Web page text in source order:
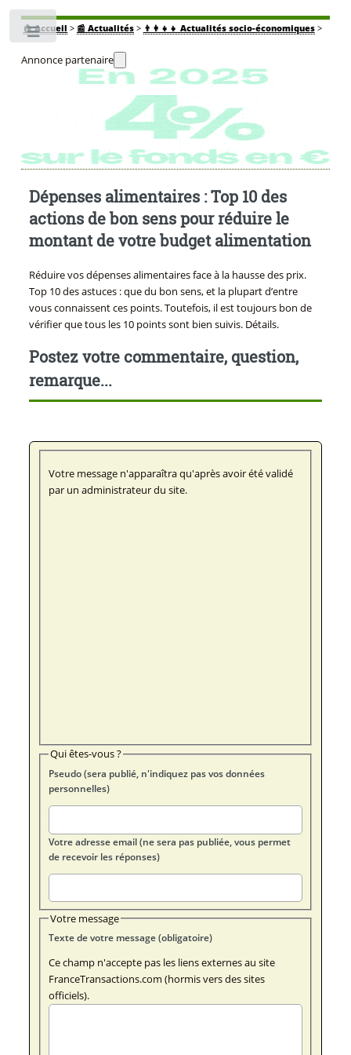
🏠Accueil > 📰 Actualités> 👨‍👩‍👧‍👧 Actualités socio-économiques>
Annonce partenaire
Dépenses alimentaires : Top 10 des
actions de bon sens pour réduire le
montant de votre budget alimentation
Réduire vos dépenses alimentaires face à la hausse des prix.
Top 10 des astuces : que du bon sens, et la plupart d’entre
vous connaissent ces points. Toutefois, il est toujours bon de
vérifier que tous les 10 points sont bien suivis. Détails.
Postez votre commentaire, question,
remarque...
Votre message n'apparaîtra qu'après avoir été validé
par un administrateur du site.
Qui êtes-vous ?
Pseudo (sera publié, n'indiquez pas vos données
personnelles)
Votre adresse email (ne sera pas publiée, vous permet
de recevoir les réponses)
Votre message
Texte de votre message (obligatoire)
Ce champ n'accepte pas les liens externes au site
FranceTransactions.com (hormis vers des sites
officiels).
Toggle